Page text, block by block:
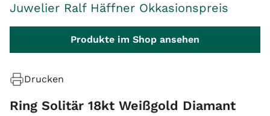
Juwelier Ralf Häffner Okkasionspreis
Produkte im Shop ansehen
Drucken
Ring Solitär 18kt Weißgold Diamant